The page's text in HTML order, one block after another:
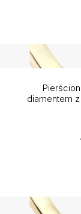
diamentem z